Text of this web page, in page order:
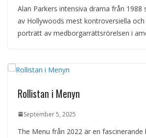
Alan Parkers intensiva drama från
av Hollywoods mest kontroversiella och
porträtt av medborgarrättsrörelsen i
Rollistan i Menyn
September 5, 2025
The Menu från 2022 är en fascinerande